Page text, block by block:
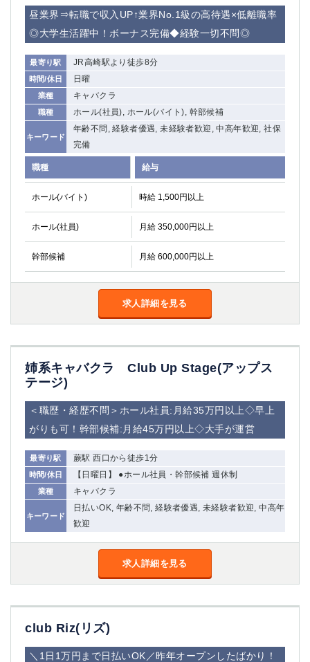
昼業界⇒転職で収入UP↑業界No.1級の高待遇×低離職率
◎大学生活躍中！ボーナス完備◆経験一切不問◎
最寄り駅 JR高崎駅より徒歩8分
時間/休日 日曜
業種 キャバクラ
職種 ホール(社員), ホール(バイト), 幹部候補
キーワード
年齢不問, 経験者優遇, 未経験者歓迎, 中高年歓迎, 社保
完備
職種 給与
ホール(バイト) 時給 1,500円以上
ホール(社員) 月給 350,000円以上
幹部候補 月給 600,000円以上
求人詳細を見る
姉系キャバクラ Club Up Stage(アップス
テージ)
＜職歴・経歴不問＞ホール社員:月給35万円以上◇早上
がりも可！幹部候補:月給45万円以上◇大手が運営
最寄り駅 蕨駅 西口から徒歩1分
時間/休日 【日曜日】 ●ホール社員・幹部候補 週休制
業種 キャバクラ
キーワード
日払いOK, 年齢不問, 経験者優遇, 未経験者歓迎, 中高年
歓迎
求人詳細を見る
club Riz(リズ)
＼1日1万円まで日払いOK／昨年オープンしたばかり！
赤坂
高円寺
蒲田東口
多摩センター
立川（南口）
新宿
浜松町
中野
府中
中目黒
ひばりヶ丘（北口）
学芸大学
吉祥寺（南口／公園口）
自由が丘
吉祥寺（北口／東口）
四谷
錦糸町南口
下北沢・経堂
金町（北口）
成増駅徒歩3分の好立地！①JR埼京線「赤羽駅」から徒歩2分 ②東
三軒茶屋（南口）
①歌舞伎町 ②新宿 ③新宿三丁目 ④西
①歌舞伎町 ②新宿 ③西部新宿 ③東新宿
蒲田(西口)
清瀬（南口）
①東武練馬 ②成増・板橋 ③大山 ②池袋
池袋東口
大井町
亀戸
水道橋
荻窪
新小岩
幡ヶ谷
湯島
久米川
市川
西麻布
五井
神奈川県
関内
溝の口
新横浜
藤沢
平塚
関内・馬車道・日ノ出町
元住吉
茅ヶ崎